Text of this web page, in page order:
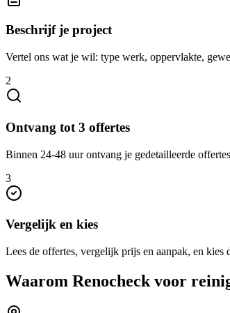
Beschrijf je project
Vertel ons wat je wil: type werk, oppervlakte,
2
Ontvang tot 3 offertes
Binnen 24-48 uur ontvang je gedetailleerde
3
Vergelijk en kies
Lees de offertes, vergelijk prijs en aanpak, en
Waarom Renocheck voor